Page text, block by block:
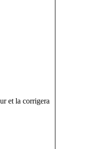
et la corrigera